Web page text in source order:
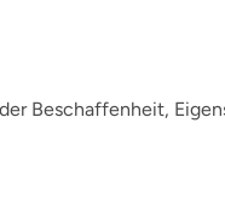
Beschaffenheit,